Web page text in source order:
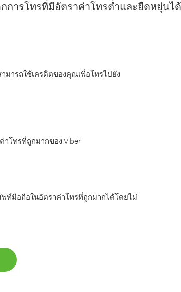
การโทรที่มีอัตราค่าโทรต่ำและยืดหยุ่นได้
มารถใช้เครดิตของคุณเพื่อโทรไปยัง
าโทรที่ถูกมากของ Viber
ท์มือถือในอัตราค่าโทรที่ถูกมากได้โดยไม่